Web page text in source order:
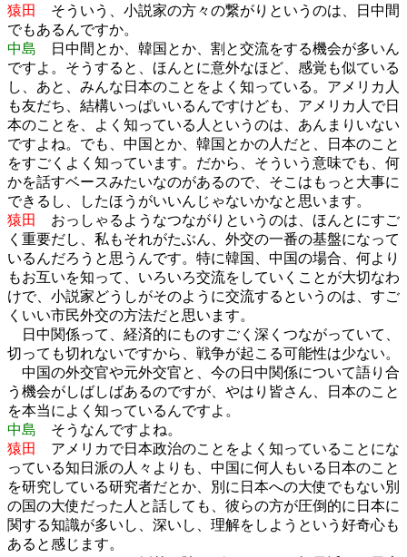
猿田
そういう、小説家の方々の繋がりというのは、日中間
でもあるんですか。
中島 日中間とか、韓国とか、割と交流をする機会が多いん
ですよ。そうすると、ほんとに意外なほど、感覚も似ている
し、あと、みんな日本のことをよく知っている。アメリカ人
も友だち、結構いっぱいいるんですけども、アメリカ人で日
本のことを、よく知っている人というのは、あんまりいない
ですよね。でも、中国とか、韓国とかの人だと、日本のこと
をすごくよく知っています。だから、そういう意味でも、何
かを話すベースみたいなのがあるので、そこはもっと大事に
できるし、したほうがいいんじゃないかなと思います。
猿田
おっしゃるようなつながりというのは、ほんとにすご
く重要だし、私もそれがたぶん、外交の一番の基盤になって
いるんだろうと思うんです。特に韓国、中国の場合、何より
もお互いを知って、いろいろ交流をしていくことが大切なわ
けで、小説家どうしがそのように交流するというのは、すご
くいい市民外交の方法だと思います。
日中関係って、経済的にものすごく深くつながっていて、
切っても切れないですから、戦争が起こる可能性は少ない。
中国の外交官や元外交官と、今の日中関係について語り合
う機会がしばしばあるのですが、やはり皆さん、日本のこと
を本当によく知っているんですよ。
中島 そうなんですよね。
猿田
アメリカで日本政治のことをよく知っていることにな
っている知日派の人々よりも、中国に何人もいる日本のこと
を研究している研究者だとか、別に日本への大使でもない別
の国の大使だった人と話しても、彼らの方が圧倒的に日本に
関する知識が多いし、深いし、理解をしようという好奇心も
あると感じます。